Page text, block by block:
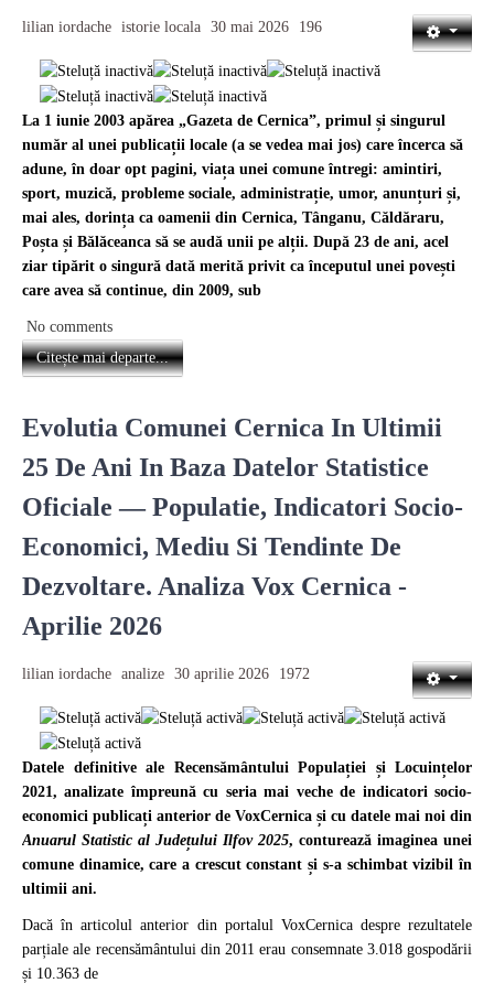
lilian iordache istorie locala 30 mai 2026 196
La 1 iunie 2003 apărea „Gazeta de Cernica”, primul și singurul
număr al unei publicații locale (a se vedea mai jos) care încerca să
adune, în doar opt pagini, viața unei comune întregi: amintiri,
sport, muzică, probleme sociale, administrație, umor, anunțuri și,
mai ales, dorința ca oamenii din Cernica, Tânganu, Căldăraru,
Poșta și Bălăceanca să se audă unii pe alții. După 23 de ani, acel
ziar tipărit o singură dată merită privit ca începutul unei povești
care avea să continue, din 2009, sub
No comments
Citește mai departe...
Evolutia Comunei Cernica In Ultimii
25 De Ani In Baza Datelor Statistice
Oficiale — Populatie, Indicatori Socio-
Economici, Mediu Si Tendinte De
Dezvoltare. Analiza Vox Cernica -
Aprilie 2026
lilian iordache analize 30 aprilie 2026 1972
Datele definitive ale Recensământului Populației și Locuințelor
2021, analizate împreună cu seria mai veche de indicatori socio-
economici publicați anterior de VoxCernica și cu datele mai noi din
Anuarul Statistic al Județului Ilfov 2025, conturează imaginea unei
comune dinamice, care a crescut constant și s-a schimbat vizibil în
ultimii ani.
Dacă în articolul anterior din portalul VoxCernica despre rezultatele
parțiale ale recensământului din 2011 erau consemnate 3.018 gospodării
și 10.363 de